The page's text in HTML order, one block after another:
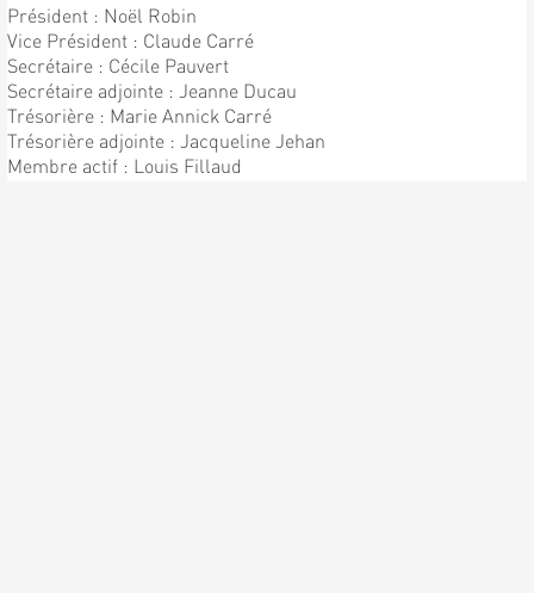
Président : Noël Robin
Vice Président : Claude Carré
Secrétaire : Cécile Pauvert
Secrétaire adjointe : Jeanne Ducau
Trésorière : Marie Annick Carré
Trésorière adjointe : Jacqueline Jehan
Membre actif : Louis Fillaud